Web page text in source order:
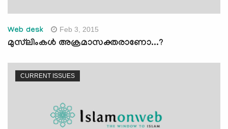
Web desk Feb 3, 2015
മുസ്‍ലിംകള്‍ അക്രമാസക്തരാണോ...?
CURRENT ISSUES